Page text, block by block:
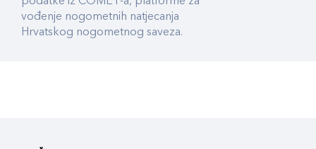
vođenje nogometnih natjecanja
Hrvatskog nogometnog saveza.